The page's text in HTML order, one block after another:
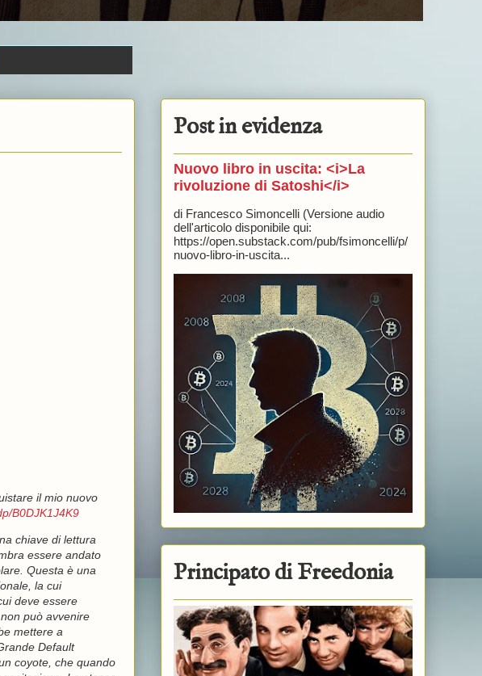
il mio nuovo
B0DJK1J4K9
chiave di lettura
essere andato
Questa è una
la cui
deve essere
può avvenire
mettere a
Default
coyote, che quando
Post in evidenza
Nuovo libro in uscita: <i>La
rivoluzione di Satoshi</i>
di Francesco Simoncelli (Versione audio
dell'articolo disponibile qui:
https://open.substack.com/pub/fsimoncelli/p/
nuovo-libro-in-uscita...
Principato di Freedonia